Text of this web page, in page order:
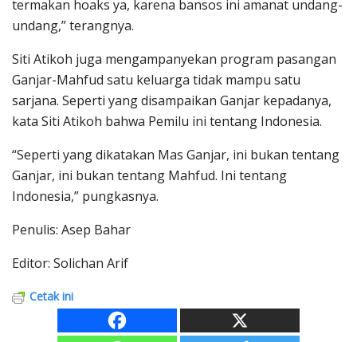
termakan hoaks ya, karena bansos ini amanat undang-
undang,” terangnya.
Siti Atikoh juga mengampanyekan program pasangan
Ganjar-Mahfud satu keluarga tidak mampu satu
sarjana. Seperti yang disampaikan Ganjar kepadanya,
kata Siti Atikoh bahwa Pemilu ini tentang Indonesia.
“Seperti yang dikatakan Mas Ganjar, ini bukan tentang
Ganjar, ini bukan tentang Mahfud. Ini tentang
Indonesia,” pungkasnya.
Penulis: Asep Bahar
Editor: Solichan Arif
Cetak ini